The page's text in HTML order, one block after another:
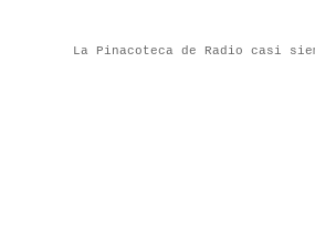
La Pinacoteca de Radio casi